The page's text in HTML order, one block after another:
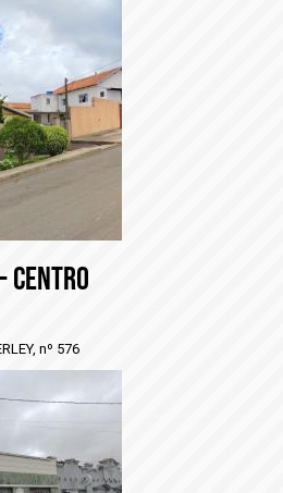
nº 576